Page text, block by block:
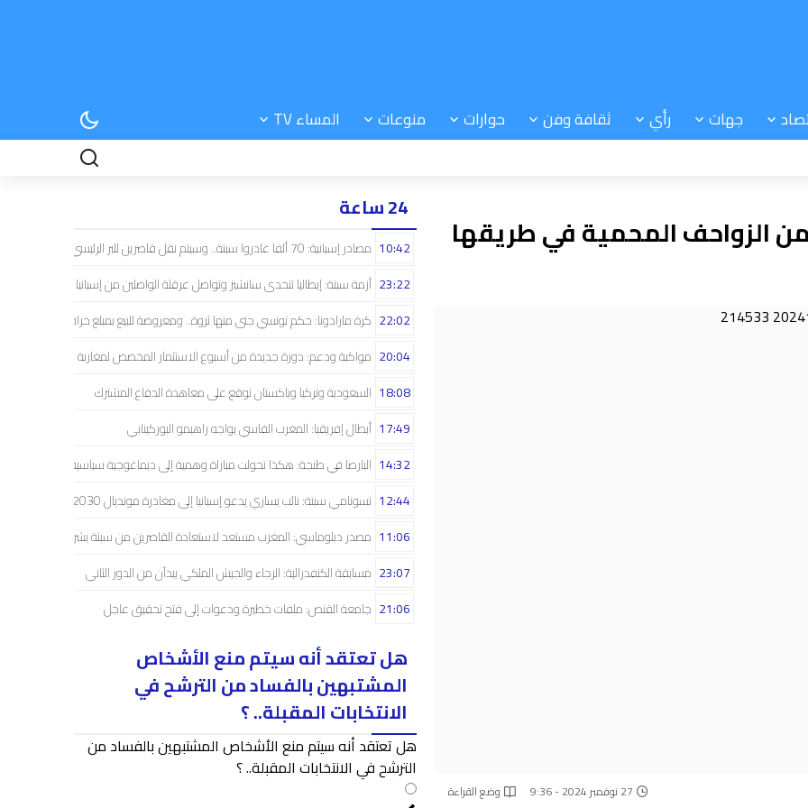
جهات رأي ثقافة وفن حوارات منوعات المساء TV
الزواحف المحمية في طريقها
27 نوفمبر 2024 - 9:36 وضع القراءة
24 ساعة
مصادر إسبانية: 70 ألفا غادروا سبتة.. وسيتم نقل قاصرين للبر الرئيسي 10:42
أزمة سبتة: إيطاليا تتحدى سانشيز وتواصل عرقلة الواصلين من إسبانيا 23:22
كرة مارادونا: حكم تونسي جنى منها ثروة.. ومعروضة للبيع بمبلغ خرافي 22:02
مواكبة ودعم: دورة جديدة من أسبوع الاستثمار المخصص لمغاربة العالم 20:04
السعودية وتركيا وباكستان توقع على معاهدة الدفاع المشترك 18:08
أبطال إفريقيا: المغرب الفاسي يواجه راهيمو البوركينابي 17:49
البارصا في طنجة: هكذا تحولت مباراة وهمية إلى ديماغوجية سياسية..! 14:32
تسونامي سبتة: نائب يساري يدعو إسبانيا إلى مغادرة مونديال 2030 12:44
مصدر دبلوماسي: المغرب مستعد لاستعادة القاصرين من سبتة بشراكة إسبانية 11:06
مسابقة الكنفدرالية: الرجاء والجيش الملكي يبدآن من الدور الثاني 23:07
جامعة القنص: ملفات خطيرة ودعوات إلى فتح تحقيق عاجل 21:06
هل تعتقد أنه سيتم منع الأشخاص
المشتبهين بالفساد من الترشح في
الانتخابات المقبلة.. ؟
هل تعتقد أنه سيتم منع الأشخاص المشتبهين بالفساد من
الترشح في الانتخابات المقبلة.. ؟